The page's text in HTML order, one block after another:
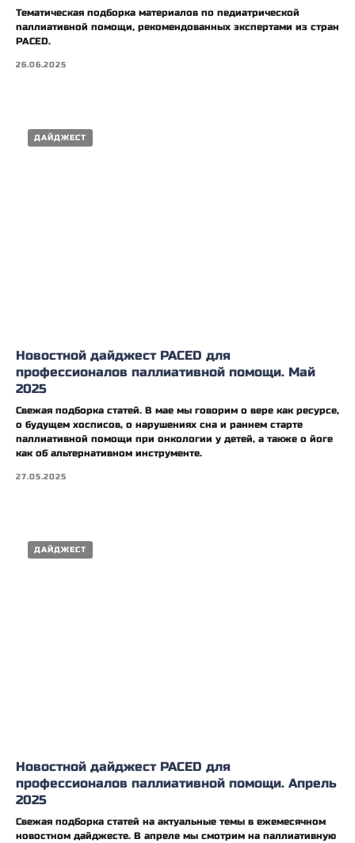
Тематическая подборка материалов по педиатрической
паллиативной помощи, рекомендованных экспертами из стран
PACED.
26.06.2025
ДАЙДЖЕСТ
Новостной дайджест PACED для
профессионалов паллиативной помощи. Май
2025
Свежая подборка статей. В мае мы говорим о вере как ресурсе,
о будущем хосписов, о нарушениях сна и раннем старте
паллиативной помощи при онкологии у детей, а также о йоге
как об альтернативном инструменте.
27.05.2025
ДАЙДЖЕСТ
Новостной дайджест PACED для
профессионалов паллиативной помощи. Апрель
2025
Свежая подборка статей на актуальные темы в ежемесячном
новостном дайджесте. В апреле мы смотрим на паллиативную